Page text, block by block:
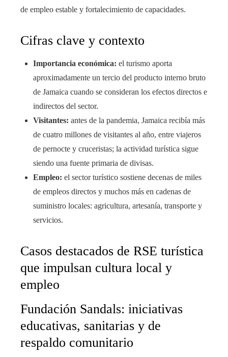
de empleo estable y fortalecimiento de capacidades.
Cifras clave y contexto
Importancia económica: el turismo aporta
aproximadamente un tercio del producto interno bruto
de Jamaica cuando se consideran los efectos directos e
indirectos del sector.
Visitantes: antes de la pandemia, Jamaica recibía más
de cuatro millones de visitantes al año, entre viajeros
de pernocte y cruceristas; la actividad turística sigue
siendo una fuente primaria de divisas.
Empleo: el sector turístico sostiene decenas de miles
de empleos directos y muchos más en cadenas de
suministro locales: agricultura, artesanía, transporte y
servicios.
Casos destacados de RSE turística
que impulsan cultura local y
empleo
Fundación Sandals: iniciativas
educativas, sanitarias y de
respaldo comunitario